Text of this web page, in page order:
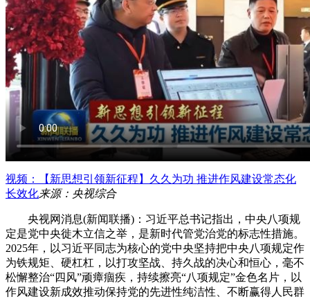
视频：【新思想引领新征程】久久为功 推进作风建设常态化
长效化来源：央视综合
央视网消息(新闻联播)：习近平总书记指出，中央八项规
定是党中央徙木立信之举，是新时代管党治党的标志性措施。
2025年，以习近平同志为核心的党中央坚持把中央八项规定作
为铁规矩、硬杠杠，以打攻坚战、持久战的决心和恒心，毫不
松懈整治“四风”顽瘴痼疾，持续擦亮“八项规定”金色名片，以
作风建设新成效推动保持党的先进性纯洁性、不断赢得人民群